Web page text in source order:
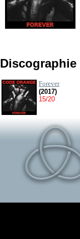
Discographie
Forever
(2017)
15/20